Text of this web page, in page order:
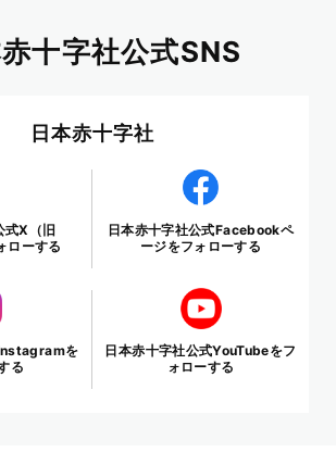
十字社公式SNS
日本赤十字社
式X（旧
ローする
日本赤十字社公式Facebookペ
ージをフォローする
を
る
日本赤十字社公式YouTubeをフ
ォローする